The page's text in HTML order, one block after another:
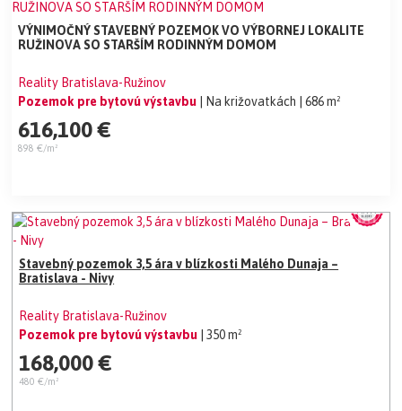
VÝNIMOČNÝ STAVEBNÝ POZEMOK VO VÝBORNEJ LOKALITE
RUŽINOVA SO STARŠÍM RODINNÝM DOMOM
Reality Bratislava-Ružinov
Pozemok pre bytovú výstavbu
| Na križovatkách | 686 m²
616,100 €
898 €/m²
Stavebný pozemok 3,5 ára v blízkosti Malého Dunaja –
Bratislava - Nivy
Reality Bratislava-Ružinov
Pozemok pre bytovú výstavbu
| 350 m²
168,000 €
480 €/m²